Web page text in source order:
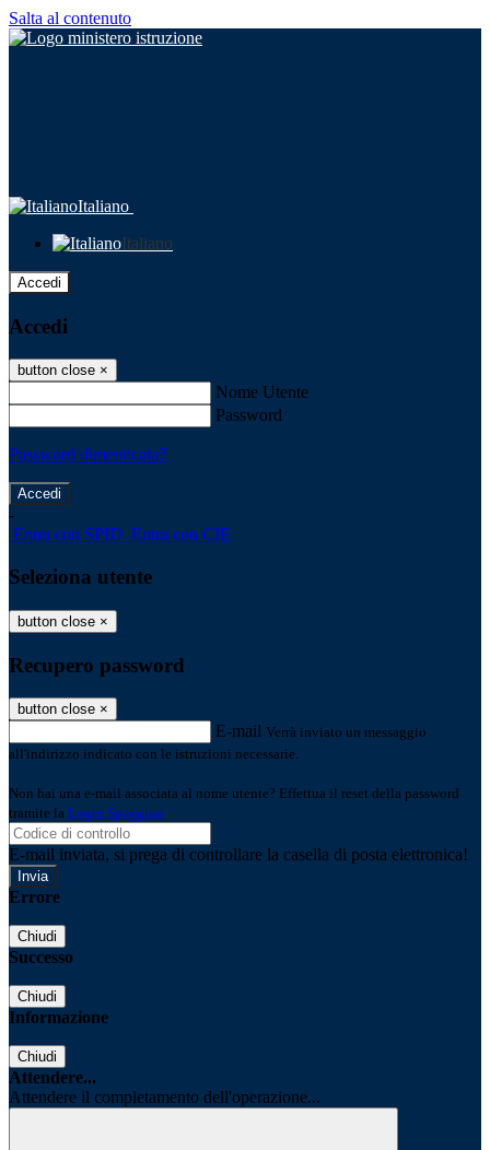
Salta al contenuto
Italiano
Italiano
Accedi
Accedi
button close ×
Nome Utente
Password
Password dimenticata?
-
Entra con SPID Entra con CIE
Seleziona utente
button close ×
Recupero password
button close ×
E-mail Verrà inviato un messaggio
all'indirizzo indicato con le istruzioni necessarie.
Non hai una e-mail associata al nome utente? Effettua il reset della password
tramite la Login Spaggiari
E-mail inviata, si prega di controllare la casella di posta elettronica!
Errore
Chiudi
Successo
Chiudi
Informazione
Chiudi
Attendere...
Attendere il completamento dell'operazione...